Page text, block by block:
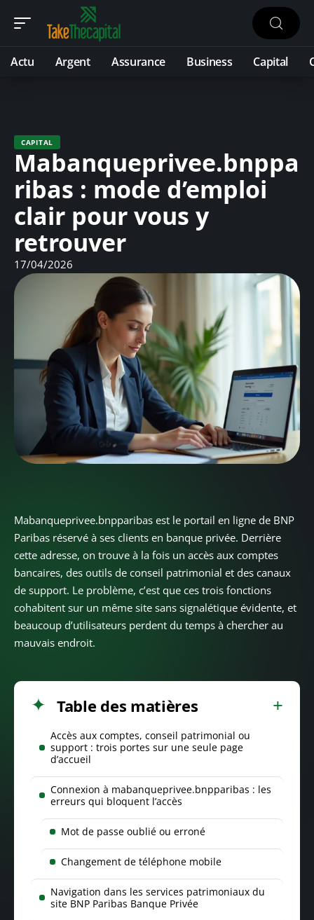
Actu Argent Assurance Business Capital
CAPITAL
Mabanqueprivee.bnppa
ribas : mode d’emploi
clair pour vous y
retrouver
17/04/2026
Mabanqueprivee.bnpparibas est le portail en ligne de BNP
Paribas réservé à ses clients en banque privée. Derrière
cette adresse, on trouve à la fois un accès aux comptes
bancaires, des outils de conseil patrimonial et des canaux
de support. Le problème, c’est que ces trois fonctions
cohabitent sur un même site sans signalétique évidente, et
beaucoup d’utilisateurs perdent du temps à chercher au
mauvais endroit.
Table des matières
Accès aux comptes, conseil patrimonial ou
support : trois portes sur une seule page
d’accueil
Connexion à mabanqueprivee.bnpparibas : les
erreurs qui bloquent l’accès
Mot de passe oublié ou erroné
Changement de téléphone mobile
Navigation dans les services patrimoniaux du
site BNP Paribas Banque Privée